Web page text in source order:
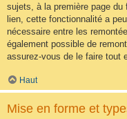
sujets, à la première page
lien, cette fonctionnalité a
nécessaire entre les
également possible de
assurez-vous de le faire tout
Haut
Mise en forme et